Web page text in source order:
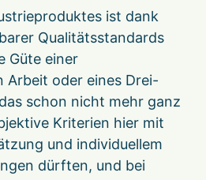
ist dank
Qualitätsstandards
Güte einer
Arbeit oder eines Drei-
schon nicht mehr ganz
Kriterien hier mit
und individuellem
dürften, und bei